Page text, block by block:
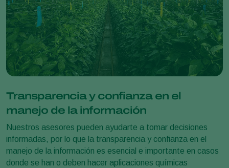
Transparencia y confianza en el
manejo de la información
Nuestros asesores pueden ayudarte a tomar decisiones
informadas, por lo que la transparencia y confianza en el
manejo de la información es esencial e importante en casos
donde se han o deben hacer aplicaciones químicas